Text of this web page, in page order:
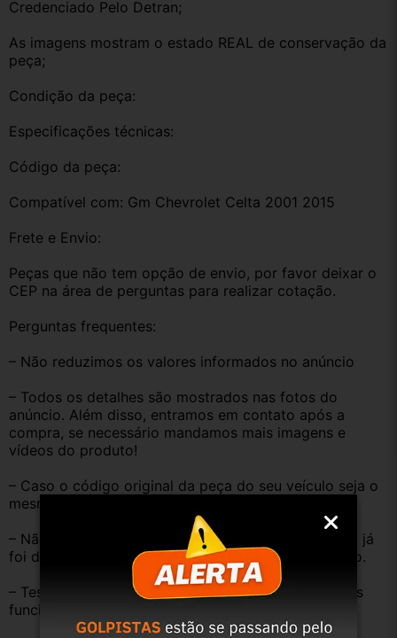
Credenciado Pelo Detran;
As imagens mostram o estado REAL de conservação da
peça;
Condição da peça:
Especificações técnicas:
Código da peça:
Compatível com: Gm Chevrolet Celta 2001 2015
Frete e Envio:
Peças que não tem opção de envio, por favor deixar o
CEP na área de perguntas para realizar cotação.
Perguntas frequentes:
– Não reduzimos os valores informados no anúncio
– Todos os detalhes são mostrados nas fotos do
anúncio. Além disso, entramos em contato após a
compra, se necessário mandamos mais imagens e
vídeos do produto!
– Caso o código original da peça do seu veículo seja o
mesmo descrito no anúncio servirá perfeitamente.
– Não temos informação sobre o KM, pois o veículo já
foi desmontado. No entanto, estão em ótimo estado.
– Testamos as peças antes de anunciar e enviar, elas
funcionam perfeitamente.